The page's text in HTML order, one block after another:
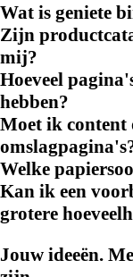
Wat is geniete
Zijn
mij?
Hoeveel
hebben?
Moet ik content
Welke
Kan ik een
grotere
Jouw ideeën.